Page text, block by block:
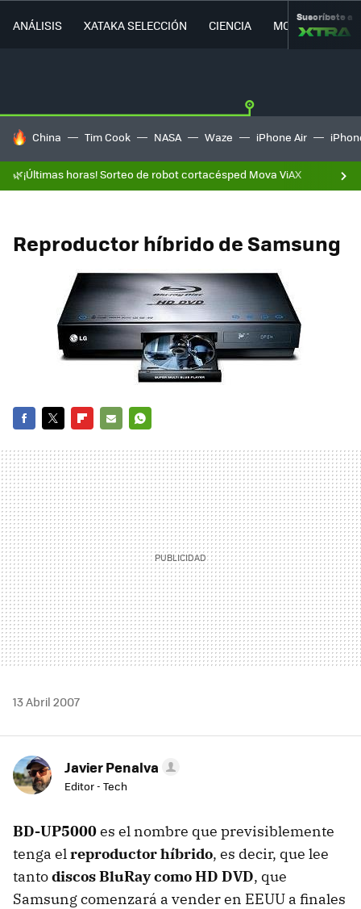
ANÁLISIS XATAKA SELECCIÓN CIENCIA MOVILIDAD
Suscríbete a
HOY SE HABLA DE
China Tim Cook NASA Waze iPhone Air
🌿¡Últimas horas! Sorteo de robot cortacésped Mova ViAX
Reproductor híbrido de Samsung
MAIL
13 Abril 2007
Javier Penalva
Editor - Tech
BD-UP5000es el nombre que previsiblemente
tenga elreproductor híbrido, es decir, que lee
tantodiscos BluRay como HD DVD, que
Samsung comenzará a vender en EEUU a finales